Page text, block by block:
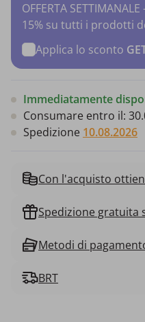
OFFERTA
15% su tutti i prodotti
Applica lo sconto
Immediatamente
Consumare entro il:
Spedizione 10.08.2026
Con l'acquisto
Spedizione gratuita
Metodi di
BRT